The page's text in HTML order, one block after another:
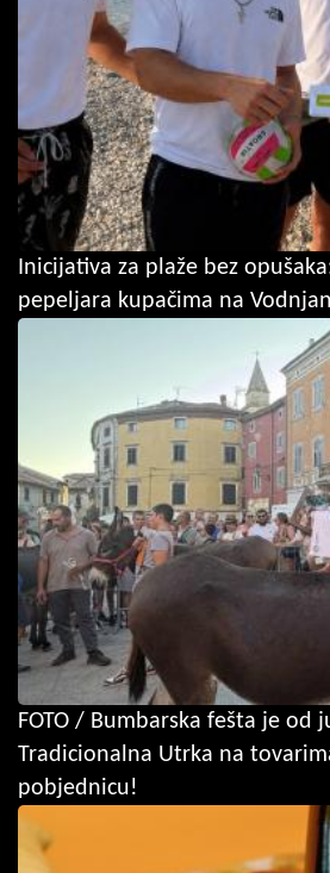
Inicijativa za plaže bez
pepeljara kupačima na
FOTO / Bumbarska fešta je od
Tradicionalna Utrka na
pobjednicu!